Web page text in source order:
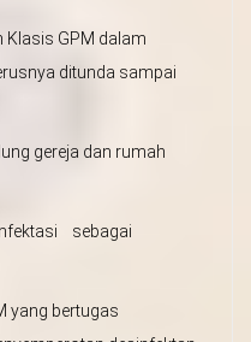
Klasis GPM dalam
ditunda sampai
gereja dan rumah
sebagai
yang bertugas